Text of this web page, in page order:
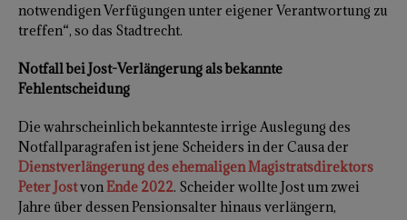
notwendigen Verfügungen unter eigener Verantwortung zu
treffen“, so das Stadtrecht.
Notfall beiJost-Verlängerung als bekannte
Fehlentscheidung
Die wahrscheinlich bekannteste irrige Auslegung des
Notfallparagrafen ist jene Scheiders in der Causa der
Dienstverlängerung des ehemaligen Magistratsdirektors
Peter JostvonEnde 2022. Scheider wollte Jost um zwei
Jahre über dessen Pensionsalter hinaus verlängern,